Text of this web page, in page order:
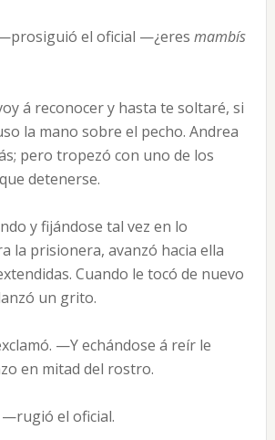
el oficial —¿eres mambís
á reconocer y hasta te soltaré, si
la mano sobre el pecho. Andrea
pero tropezó con uno de los
detenerse.
y fijándose tal vez en lo
la prisionera, avanzó hacia ella
Cuando le tocó de nuevo
un grito.
—Y echándose á reír le
en mitad del rostro.
el oficial.